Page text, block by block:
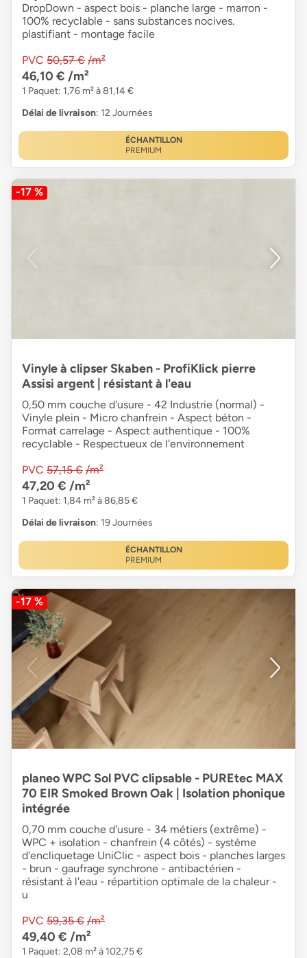
DropDown - aspect bois - planche large - marron -
100% recyclable - sans substances nocives.
plastifiant - montage facile
PVC 50,57 € /m²
46,10 € /m²
1 Paquet: 1,76 m² à 81,14 €
Délai de livraison: 12 Journées
ÉCHANTILLON
PREMIUM
-17 %
Vinyle à clipser Skaben - ProfiKlick pierre
Assisi argent | résistant à l'eau
0,50 mm couche d'usure - 42 Industrie (normal) -
Vinyle plein - Micro chanfrein - Aspect béton -
Format carrelage - Aspect authentique - 100%
recyclable - Respectueux de l'environnement
PVC 57,15 € /m²
47,20 € /m²
1 Paquet: 1,84 m² à 86,85 €
Délai de livraison: 19 Journées
ÉCHANTILLON
PREMIUM
-17 %
planeo WPC Sol PVC clipsable - PUREtec MAX
70 EIR Smoked Brown Oak | Isolation phonique
intégrée
0,70 mm couche d'usure - 34 métiers (extrême) -
WPC + isolation - chanfrein (4 côtés) - système
d'encliquetage UniClic - aspect bois - planches larges
- brun - gaufrage synchrone - antibactérien -
résistant à l'eau - répartition optimale de la chaleur -
u
PVC 59,35 € /m²
49,40 € /m²
1 Paquet: 2,08 m² à 102,75 €